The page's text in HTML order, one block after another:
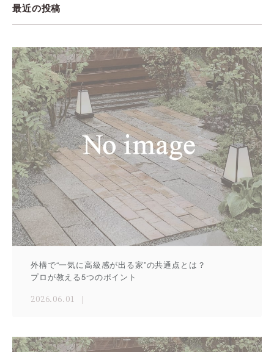
最近の投稿
外構で“一気に高級感が出る家”の共通点とは？
プロが教える5つのポイント
2026.06.01